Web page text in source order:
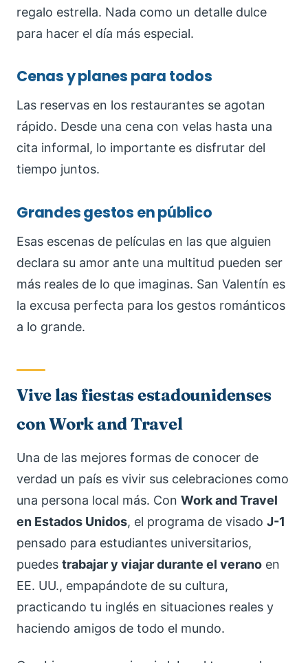
regalo estrella. Nada como un detalle dulce
para hacer el día más especial.
Cenas y planes para todos
Las reservas en los restaurantes se agotan
rápido. Desde una cena con velas hasta una
cita informal, lo importante es disfrutar del
tiempo juntos.
Grandes gestos en público
Esas escenas de películas en las que alguien
declara su amor ante una multitud pueden ser
más reales de lo que imaginas. San Valentín es
la excusa perfecta para los gestos románticos
a lo grande.
Vive las fiestas estadounidenses
con Work and Travel
Una de las mejores formas de conocer de
verdad un país es vivir sus celebraciones como
una persona local más. Con Work and Travel
en Estados Unidos, el programa de visado J-1
pensado para estudiantes universitarios,
puedes trabajar y viajar durante el verano en
EE. UU., empapándote de su cultura,
practicando tu inglés en situaciones reales y
haciendo amigos de todo el mundo.